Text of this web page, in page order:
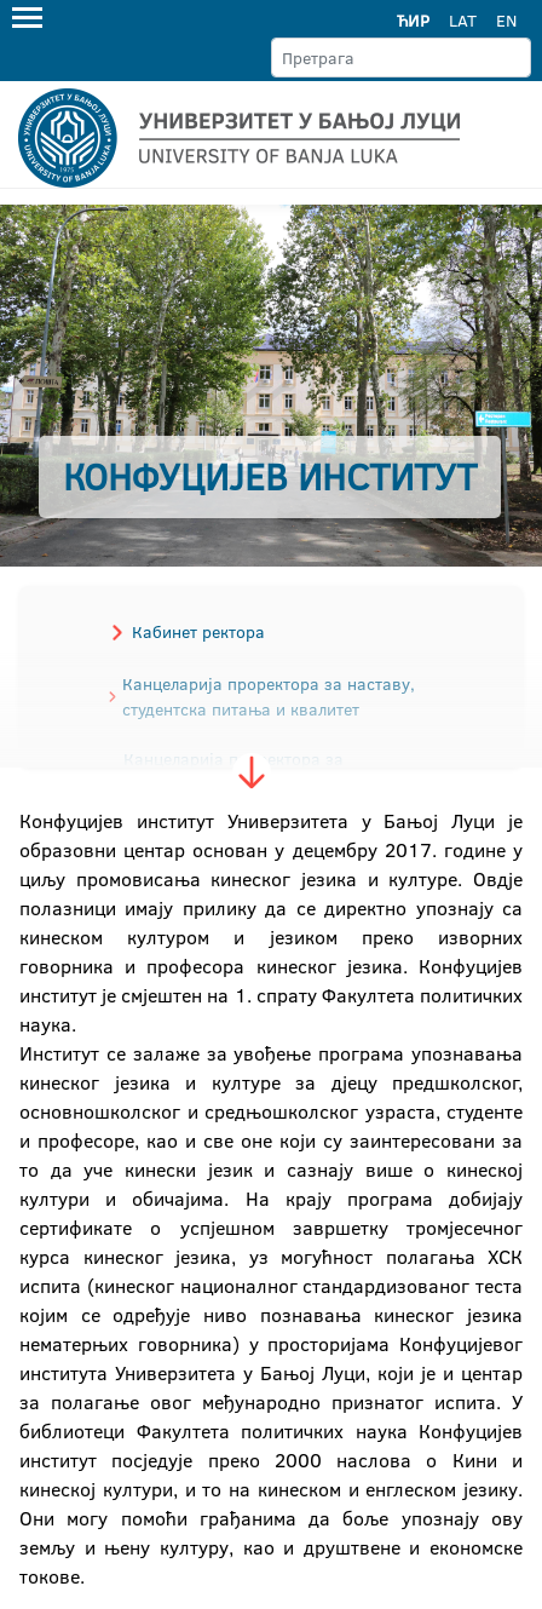
ЋИР LAT EN
КОНФУЦИЈЕВ ИНСТИТУТ
Кабинет ректора
Канцеларија проректора за наставу,
студентска питања и квалитет
Канцеларија проректора за
научноистраживачки рад и развој
Канцеларија проректора за међународну и
међууниверзитетску сарадњу
Канцеларија проректора за људске и
материјалне ресурсе
Секретаријат Универзитета
Сектор материјално-финансијских послова
Конфуцијев институт
Универзитетски рачунарски центрар (УРЦ)
Центар за развој и подршку истраживању
Центар за подршку студентима са
инвалидитетом
Студентски културни центар
Конфуцијев институт Универзитета у Бањој Луци је
образовни центар основан у децембру 2017. године у
циљу промовисања кинеског језика и културе. Овдје
полазници имају прилику да се директно упознају са
кинеском културом и језиком преко изворних
говорника и професора кинеског језика. Конфуцијев
институт је смјештен на 1. спрату Факултета политичких
наука.
Институт се залаже за увођење програма упознавања
кинеског језика и културе за дјецу предшколског,
основношколског и средњошколског узраста, студенте
и професоре, као и све оне који су заинтересовани за
то да уче кинески језик и сазнају више о кинеској
култури и обичајима. На крају програма добијају
сертификате о успјешном завршетку тромјесечног
курса кинеског језика, уз могућност полагања ХСК
испита (кинеског националног стандардизованог теста
којим се одређује ниво познавања кинеског језика
нематерњих говорника) у просторијама Конфуцијевог
института Универзитета у Бањој Луци, који је и центар
за полагање овог међународно признатог испита. У
библиотеци Факултета политичких наука Конфуцијев
институт посједује преко 2000 наслова о Кини и
кинеској култури, и то на кинеском и енглеском језику.
Они могу помоћи грађанима да боље упознају ову
земљу и њену културу, као и друштвене и економске
токове.